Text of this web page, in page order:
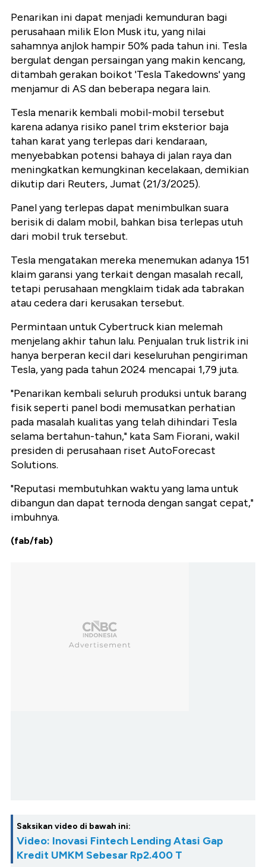
Penarikan ini dapat menjadi kemunduran bagi
perusahaan milik Elon Musk itu, yang nilai
sahamnya anjlok hampir 50% pada tahun ini. Tesla
bergulat dengan persaingan yang makin kencang,
ditambah gerakan boikot 'Tesla Takedowns' yang
menjamur di AS dan beberapa negara lain.
Tesla menarik kembali mobil-mobil tersebut
karena adanya risiko panel trim eksterior baja
tahan karat yang terlepas dari kendaraan,
menyebabkan potensi bahaya di jalan raya dan
meningkatkan kemungkinan kecelakaan, demikian
dikutip dari Reuters, Jumat (21/3/2025).
Panel yang terlepas dapat menimbulkan suara
berisik di dalam mobil, bahkan bisa terlepas utuh
dari mobil truk tersebut.
Tesla mengatakan mereka menemukan adanya 151
klaim garansi yang terkait dengan masalah recall,
tetapi perusahaan mengklaim tidak ada tabrakan
atau cedera dari kerusakan tersebut.
Permintaan untuk Cybertruck kian melemah
menjelang akhir tahun lalu. Penjualan truk listrik ini
hanya berperan kecil dari keseluruhan pengiriman
Tesla, yang pada tahun 2024 mencapai 1,79 juta.
"Penarikan kembali seluruh produksi untuk barang
fisik seperti panel bodi memusatkan perhatian
pada masalah kualitas yang telah dihindari Tesla
selama bertahun-tahun," kata Sam Fiorani, wakil
presiden di perusahaan riset AutoForecast
Solutions.
"Reputasi membutuhkan waktu yang lama untuk
dibangun dan dapat ternoda dengan sangat cepat,"
imbuhnya.
(fab/fab)
Saksikan video di bawah ini:
Video: Inovasi Fintech Lending Atasi Gap
Kredit UMKM Sebesar Rp2.400 T